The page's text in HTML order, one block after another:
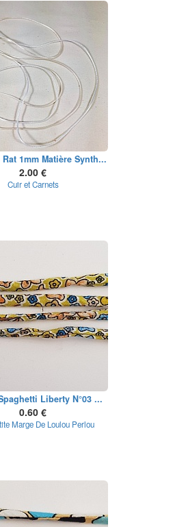
Rat 1mm Matière Synth...
2.00 €
Cuir et Carnets
Liberty N°03 ...
0.60 €
Marge De Loulou Perlou